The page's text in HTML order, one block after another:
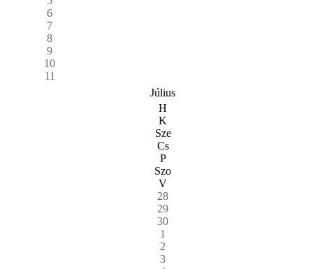
6
7
8
9
10
11
Július
H
K
Sze
Cs
P
Szo
V
28
29
30
1
2
3